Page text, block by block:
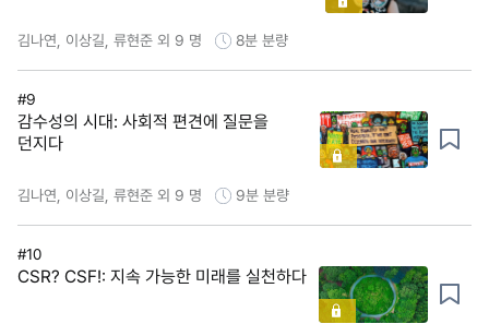
김나연, 이상길, 류현준 외 9 명 8분 분량
#9
감수성의 시대: 사회적 편견에 질문을
던지다
김나연, 이상길, 류현준 외 9 명 9분 분량
#10
CSR? CSF!: 지속 가능한 미래를 실천하다